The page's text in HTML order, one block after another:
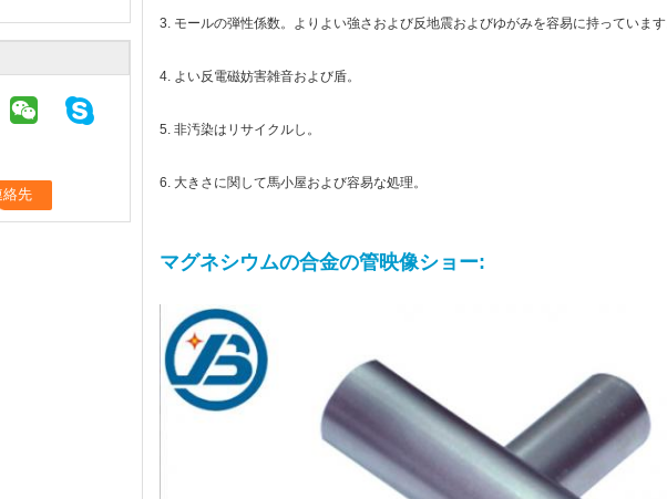
3. モールの弾性係数。よりよい強さおよび反地震およびゆがみを容易に持っています
4. よい反電磁妨害雑音および盾。
5. 非汚染はリサイクルし。
6. 大きさに関して馬小屋および容易な処理。
マグネシウムの合金の管映像ショー: